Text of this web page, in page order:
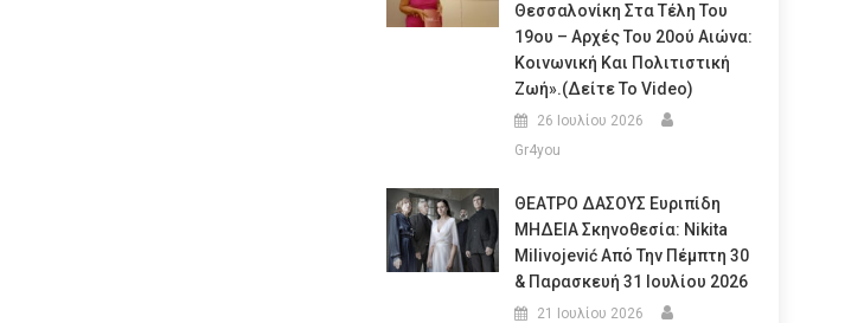
Θεσσαλονίκη Στα Τέλη Του
19ου – Αρχές Του 20ού Αιώνα:
Κοινωνική Και Πολιτιστική
Ζωή».(Δείτε Το Video)
26 Ιουλίου 2026
Gr4you
ΘΕΑΤΡΟ ΔΑΣΟΥΣ Ευριπίδη
ΜΗΔΕΙΑ Σκηνοθεσία: Nikita
Milivojević Από Την Πέμπτη 30
& Παρασκευή 31 Ιουλίου 2026
21 Ιουλίου 2026